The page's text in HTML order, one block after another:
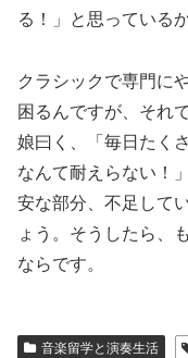
る！」と思っている
クラシックで専門に
困るんですが、それ
娘曰く、「毎日たく
なんて耐えらない！
安な部分、不足して
ょう。そうしたら、
ならです。
音楽留学と演奏生活